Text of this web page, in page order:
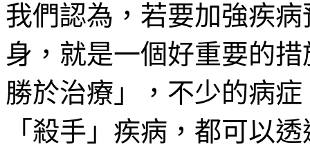
我們認為，若要加強疾
身，就是一個好重要的
勝於治療」，不少的病
「殺手」疾病，都可以